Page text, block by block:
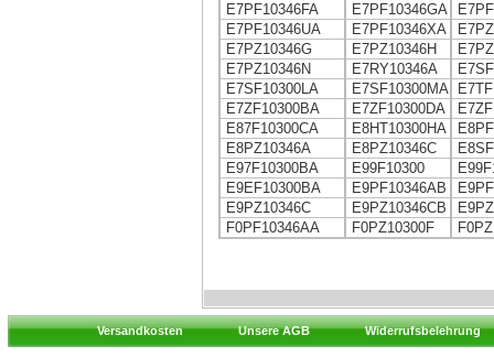
E7PF10346FA
E7PF10346GA
E7PF10346UA
E7PF10346XA
E7PZ10346G
E7PZ10346H
E7PZ10346N
E7RY10346A
E7SF10300LA
E7SF10300MA
E7ZF10300BA
E7ZF10300DA
E87F10300CA
E8HT10300HA
E8PZ10346A
E8PZ10346C
E97F10300BA
E99F10300
E9EF10300BA
E9PF10346AB
E9PZ10346C
E9PZ10346CB
F0PF10346AA
F0PZ10300F
Versandkosten Unsere AGB Widerrufsbelehrung